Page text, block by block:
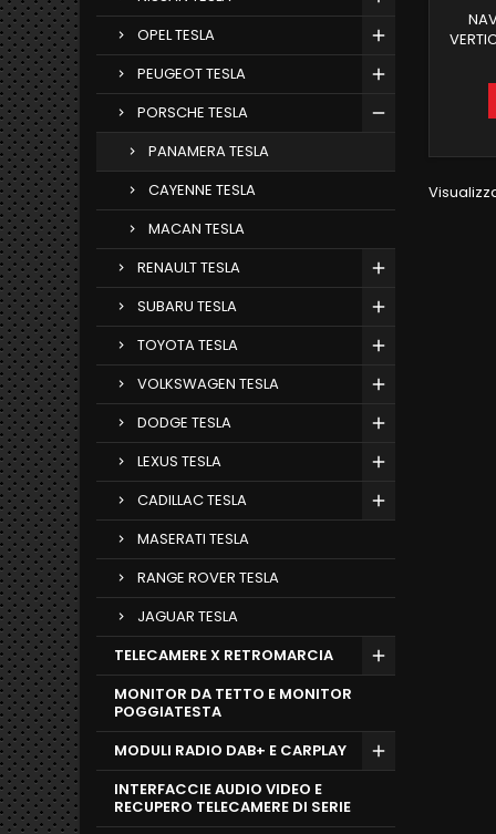
OPEL TESLA
PEUGEOT TESLA
PORSCHE TESLA
PANAMERA TESLA
CAYENNE TESLA
MACAN TESLA
RENAULT TESLA
SUBARU TESLA
TOYOTA TESLA
VOLKSWAGEN TESLA
DODGE TESLA
LEXUS TESLA
CADILLAC TESLA
MASERATI TESLA
RANGE ROVER TESLA
JAGUAR TESLA
TELECAMERE X RETROMARCIA
MONITOR DA TETTO E MONITOR
POGGIATESTA
MODULI RADIO DAB+ E CARPLAY
INTERFACCIE AUDIO VIDEO E
RECUPERO TELECAMERE DI SERIE
SUB